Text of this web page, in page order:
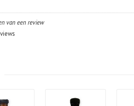
van een review